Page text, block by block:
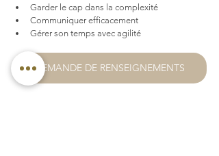
Garder le cap dans la complexité
Communiquer efficacement
Gérer son temps avec agilité
DEMANDE DE RENSEIGNEMENTS